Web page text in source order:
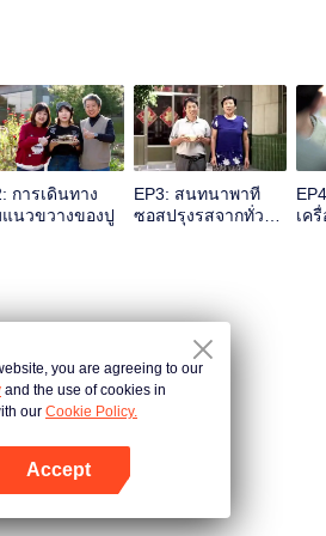
วข้องกัน เต็มไปด้วยความแปลกใหม่ และเรื่อง
การเดินทาง
นวขวางของปู
EP3: สนทนาพาที
ซอสปรุงรสจากทั่ว
เค
you are agreeing to our
and the use of cookies in
our Cookie Policy.
Accept